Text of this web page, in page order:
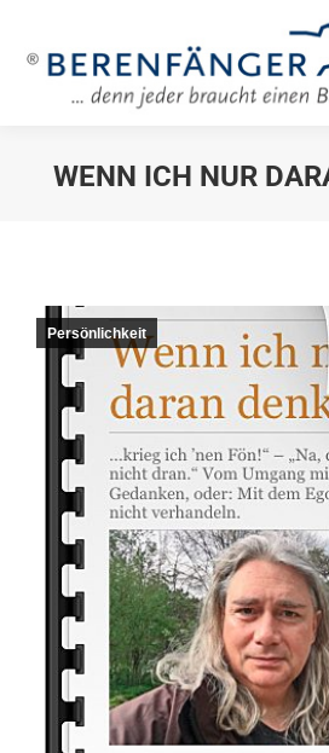
WENN ICH NUR
Persönlichkeit